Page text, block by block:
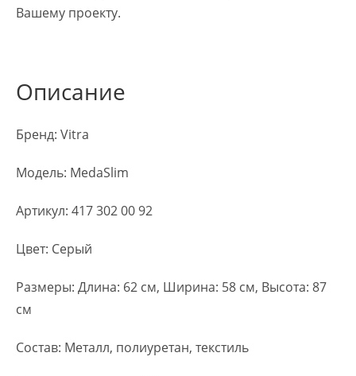
Вашему проекту.
Описание
Бренд: Vitra
Модель: MedaSlim
Артикул: 417 302 00 92
Цвет: Серый
Размеры: Длина: 62 см, Ширина: 58 см, Высота: 87
см
Состав: Металл, полиуретан, текстиль